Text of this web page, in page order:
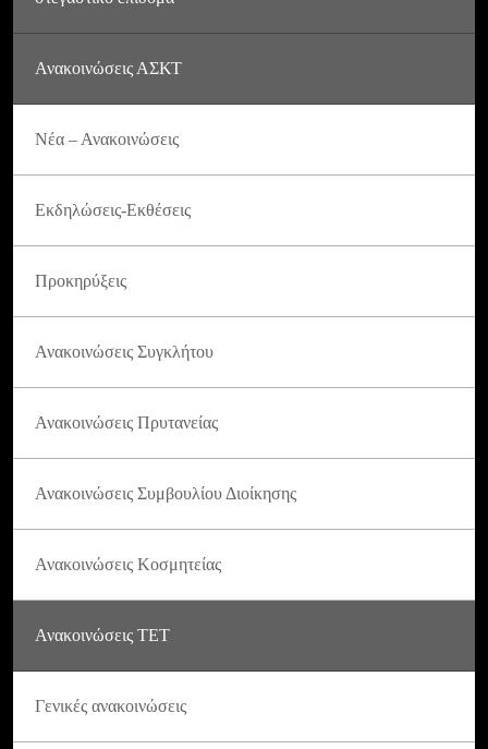
Ανακοινώσεις ΑΣΚΤ
Νέα – Ανακοινώσεις
Εκδηλώσεις-Εκθέσεις
Προκηρύξεις
Ανακοινώσεις Συγκλήτου
Ανακοινώσεις Πρυτανείας
Ανακοινώσεις Συμβουλίου Διοίκησης
Ανακοινώσεις Κοσμητείας
Ανακοινώσεις ΤΕΤ
Γενικές ανακοινώσεις